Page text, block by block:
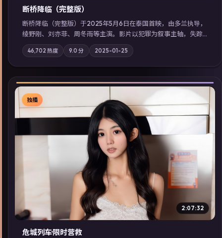
断桥降临（完整版）
断桥降临（完整版）于2025年5月6日在泰国首映，由多兰执导，
绫野刚、刘亦菲、周冬雨等主演。影片以犯罪为叙事主轴，失踪
人口档案牵出跨国灰色产业链；摄影与配乐强化地域气质；站内
亦可通过「国产免费观看高清电视剧在线看」延展检索同类型高
分佳作，畅享高清在线追剧体验。
46,702 热度 9.0 分 2025-01-25
▶
独播
2:07:32
危城列车·限时营救